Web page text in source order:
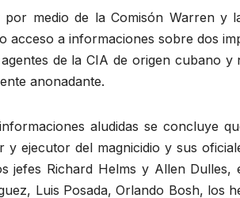
por medio de la Comisón Warren y
acceso a informaciones sobre dos
de la CIA de origen cubano
anonadante.
aludidas se concluye
y ejecutor del magnicidio y sus
jefes Richard Helms y Allen Dulles,
Luis Posada, Orlando Bosh, los